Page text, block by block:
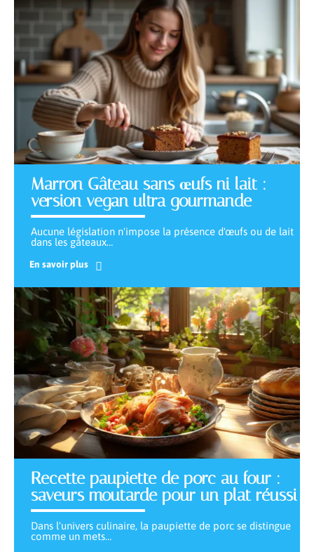
Marron Gâteau sans œufs ni lait :
version vegan ultra gourmande
Aucune législation n'impose la présence d'œufs ou de lait
dans les gâteaux…
En savoir plus
Recette paupiette de porc au four :
saveurs moutarde pour un plat réussi
Dans l'univers culinaire, la paupiette de porc se distingue
comme un mets…